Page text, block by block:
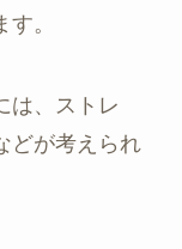
。
は、ストレ
どが考えられ